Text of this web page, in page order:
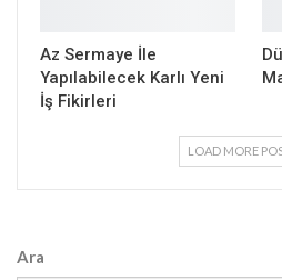
Az Sermaye İle
Yapılabilecek Karlı Yeni
İş Fikirleri
LOAD MORE
Ara